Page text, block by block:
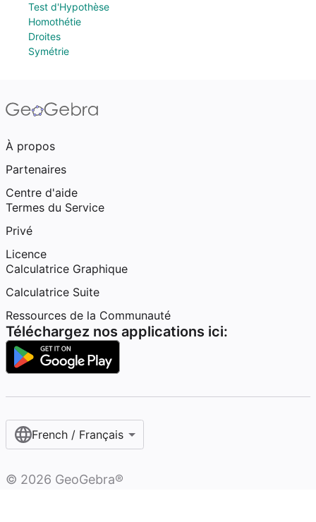
Test d'Hypothèse
Homothétie
Droites
Symétrie
À propos
Partenaires
Centre d'aide
Termes du Service
Privé
Licence
Calculatrice Graphique
Calculatrice Suite
Ressources de la Communauté
Téléchargez nos applications ici:
French / Français‎
© 2026 GeoGebra®